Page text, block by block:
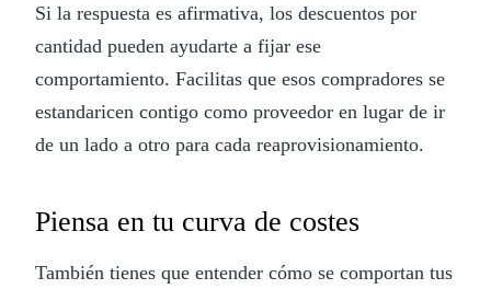
Si la respuesta es afirmativa, los descuentos por
cantidad pueden ayudarte a fijar ese
comportamiento. Facilitas que esos compradores se
estandaricen contigo como proveedor en lugar de ir
de un lado a otro para cada reaprovisionamiento.
Piensa en tu curva de costes
También tienes que entender cómo se comportan tus